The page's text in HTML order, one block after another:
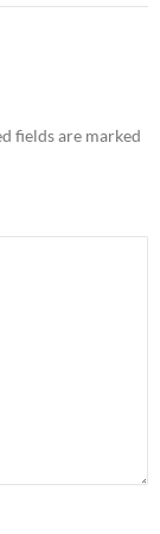
fields are marked